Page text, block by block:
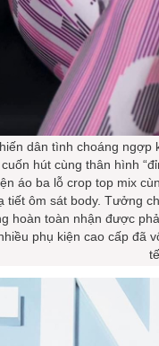
dân tình choáng
hút cùng thân hình
áo ba lỗ crop top mix
tiết ôm sát body. Tưởng
hoàn toàn nhận được
phụ kiện cao cấp đã
tế